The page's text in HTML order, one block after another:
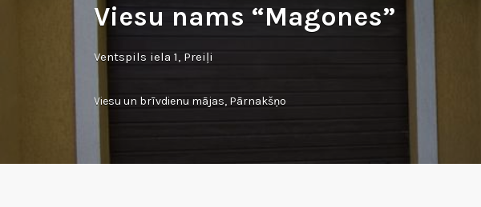
Viesu nams “Magones”
Ventspils iela 1, Preiļi
Viesu un brīvdienu mājas, Pārnakšņo